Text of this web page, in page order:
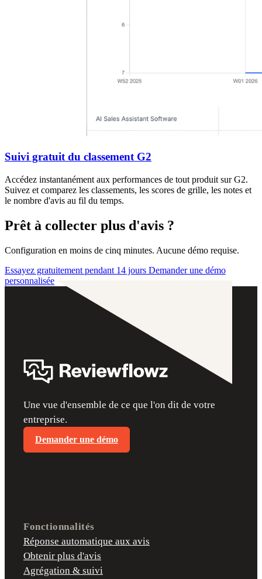
Suivi gratuit du classement G2
Accédez instantanément aux performances de tout produit sur G2.
Suivez et comparez les classements, les scores de grille, les notes et
le nombre d'avis au fil du temps.
Prêt à collecter plus d'avis ?
Configuration en moins de cinq minutes. Aucune démo requise.
Essayez gratuitement pendant 14 jours Demander une démo
personnalisée
Une vue d'ensemble de ce que l'on dit de votre
entreprise.
Demander une démo
Fonctionnalités
Réponse automatique aux avis
Obtenir plus d'avis
Agrégation & suivi